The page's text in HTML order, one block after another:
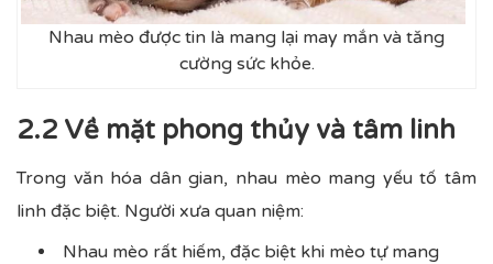
Nhau mèo được tin là mang lại may mắn và tăng
cường sức khỏe.
2.2 Về mặt phong thủy và tâm linh
Trong văn hóa dân gian, nhau mèo mang yếu tố tâm
linh đặc biệt. Người xưa quan niệm:
Nhau mèo rất hiếm, đặc biệt khi mèo tự mang